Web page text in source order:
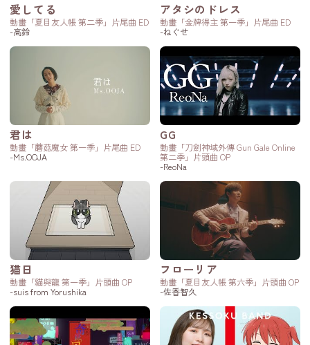
愛してる
動畫「夏目友人帳 第二季」片尾曲 ED
-高鈴
アタシのドレス
動畫「金牌得主 第一季」片尾曲 ED
-ねぐせ
君は
動畫「蘑菇魔女 第一季」片尾曲 ED
-Ms.OOJA
GG
動畫「刀劍神域外傳 Gun Gale Online
第二季」片頭曲 OP
-ReoNa
猫日
動畫「貓與龍 第一季」片頭曲 OP
-suis from Yorushika
フローリア
動畫「夏目友人帳 第六季」片頭曲 OP
-佐香智久